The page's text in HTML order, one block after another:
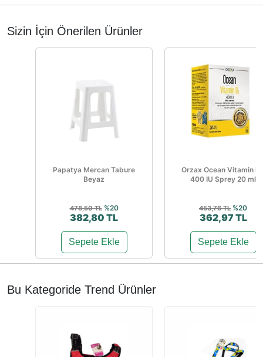
Sizin İçin Önerilen Ürünler
Papatya Mercan Tabure
Beyaz
478,50 TL %20
382,80 TL
Sepete Ekle
Orzax Ocean Vitamin
400 IU Sprey 20 ml
453,76 TL %20
362,97 TL
Sepete Ekle
Bu Kategoride Trend Ürünler